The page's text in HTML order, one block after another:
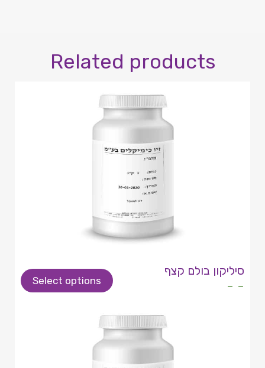
Related products
סיליקון בולם קצף
- -
Select options